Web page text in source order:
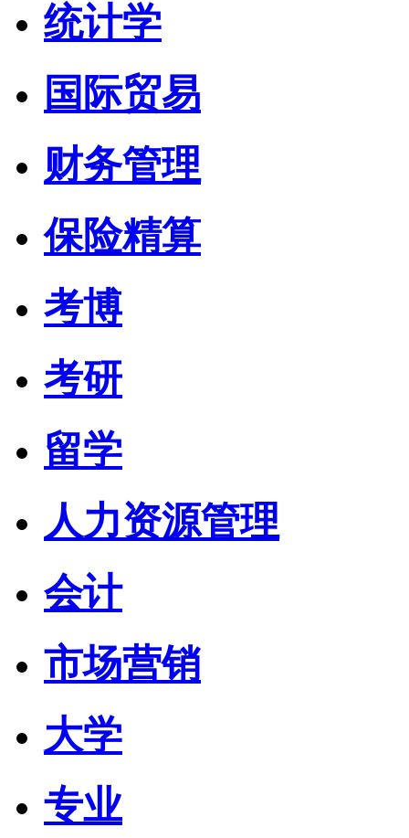
统计学
国际贸易
财务管理
保险精算
考博
考研
留学
人力资源管理
会计
市场营销
大学
专业